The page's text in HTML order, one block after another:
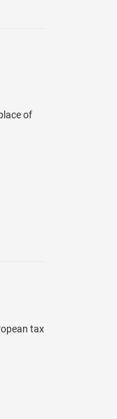
of
tax